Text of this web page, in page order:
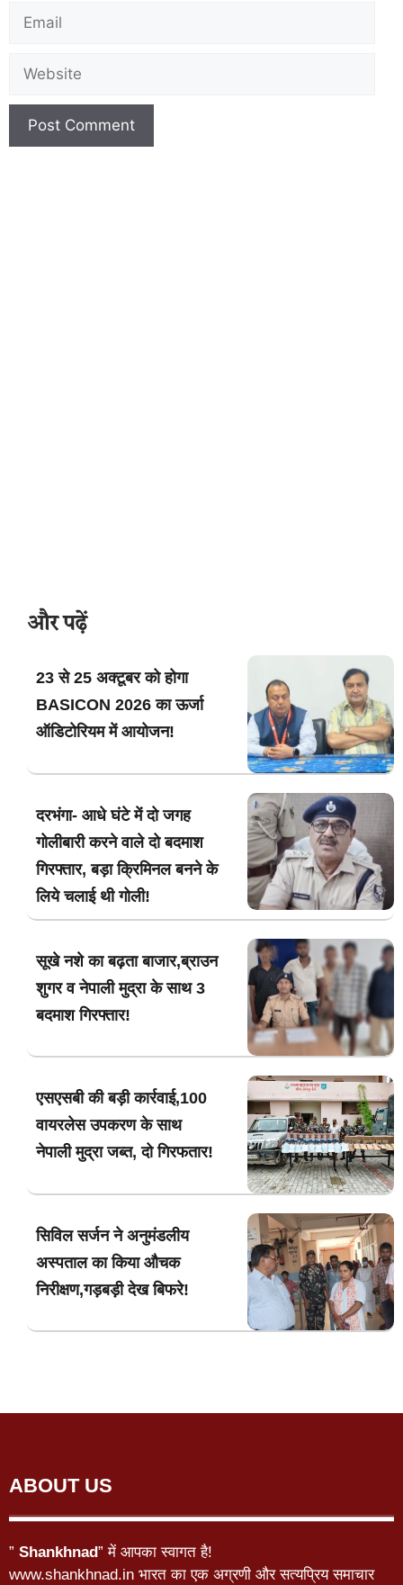
और पढ़ें
23 से 25 अक्टूबर को होगा
BASICON 2026 का ऊर्जा
ऑडिटोरियम में आयोजन!
दरभंगा- आधे घंटे में दो जगह
गोलीबारी करने वाले दो बदमाश
गिरफ्तार, बड़ा क्रिमिनल बनने के
लिये चलाई थी गोली!
सूखे नशे का बढ़ता बाजार,ब्राउन
शुगर व नेपाली मुद्रा के साथ 3
बदमाश गिरफ्तार!
एसएसबी की बड़ी कार्रवाई,100
वायरलेस उपकरण के साथ
नेपाली मुद्रा जब्त, दो गिरफतार!
सिविल सर्जन ने अनुमंडलीय
अस्पताल का किया औचक
निरीक्षण,गड़बड़ी देख बिफरे!
ABOUT US
” Shankhnad” में आपका स्वागत है!
www.shankhnad.in भारत का एक अग्रणी और सत्यप्रिय समाचार